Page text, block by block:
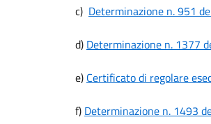
c) Determinazione n. 951
d) Determinazione n. 1377
e) Certificato di regolare
f) Determinazione n. 1493